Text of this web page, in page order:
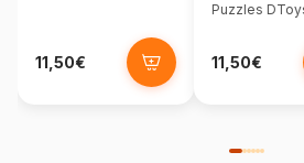
11,50€
Puzzles
11,50€